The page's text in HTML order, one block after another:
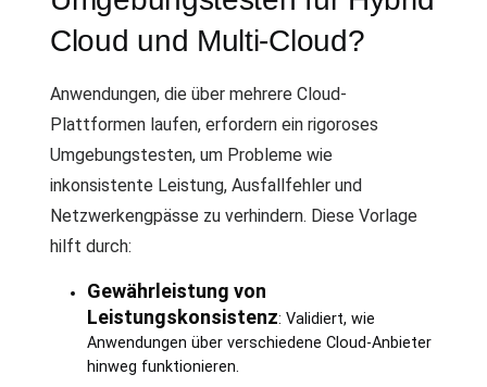
Cloud und Multi-Cloud?
Anwendungen, die über mehrere Cloud-
Plattformen laufen, erfordern ein rigoroses
Umgebungstesten, um Probleme wie
inkonsistente Leistung, Ausfallfehler und
Netzwerkengpässe zu verhindern. Diese Vorlage
hilft durch:
Gewährleistung von
Leistungskonsistenz: Validiert, wie
Anwendungen über verschiedene Cloud-Anbieter
hinweg funktionieren.